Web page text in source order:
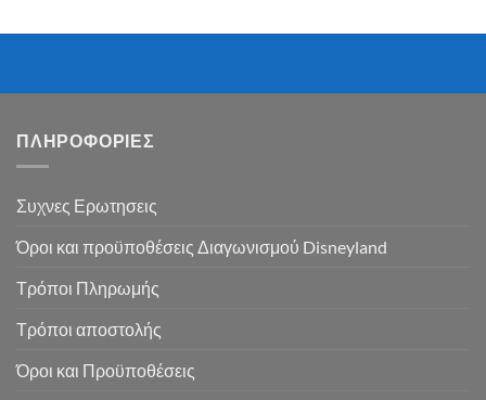
ΠΛΗΡΟΦΟΡΙΕΣ
Συχνες Ερωτησεις
Όροι και προϋποθέσεις Διαγωνισμού Disneyland
Τρόποι Πληρωμής
Τρόποι αποστολής
Όροι και Προϋποθέσεις